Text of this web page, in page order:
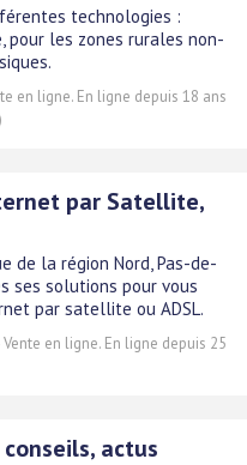
technologies :
les zones rurales non-
en ligne. En ligne depuis 18 ans
par Satellite,
de la région Nord, Pas-de-
ses solutions pour vous
par satellite ou ADSL.
Vente en ligne. En ligne depuis 25
actus